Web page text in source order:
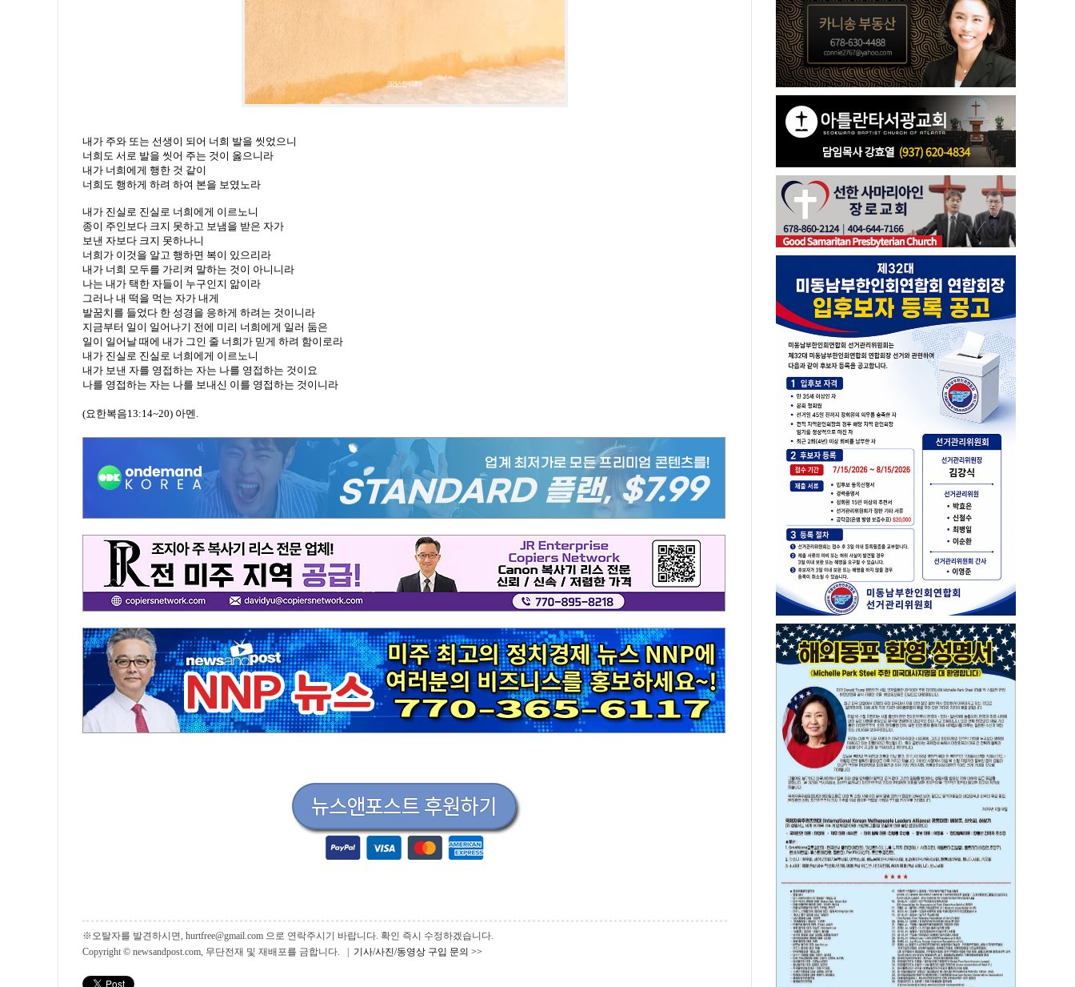
내가 주와 또는 선생이 되어 너희 발을 씻었으니
너희도 서로 발을 씻어 주는 것이 옳으니라
내가 너희에게 행한 것 같이
너희도 행하게 하려 하여 본을 보였노라
내가 진실로 진실로 너희에게 이르노니
종이 주인보다 크지 못하고 보냄을 받은 자가
보낸 자보다 크지 못하나니
너희가 이것을 알고 행하면 복이 있으리라
내가 너희 모두를 가리켜 말하는 것이 아니니라
나는 내가 택한 자들이 누구인지 앎이라
그러나 내 떡을 먹는 자가 내게
발꿈치를 들었다 한 성경을 응하게 하려는 것이니라
지금부터 일이 일어나기 전에 미리 너희에게 일러 둠은
일이 일어날 때에 내가 그인 줄 너희가 믿게 하려 함이로라
내가 진실로 진실로 너희에게 이르노니
내가 보낸 자를 영접하는 자는 나를 영접하는 것이요
나를 영접하는 자는 나를 보내신 이를 영접하는 것이니라
(요한복음13:14~20) 아멘.
※오탈자를 발견하시면, hurtfree@gmail.com 으로 연락주시기 바랍니다. 확인 즉시 수정하겠습니다.
Copyright © newsandpost.com, 무단전재 및 재배포를 금합니다. | 기사/사진/동영상 구입 문의 >>